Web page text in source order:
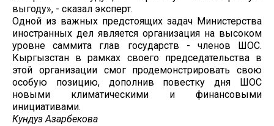
выгоду», - сказал эксперт.
Одной из важных предстоящих задач Министерства
иностранных дел является организация на высоком
уровне саммита глав государств - членов ШОС.
Кыргызстан в рамках своего председательства в
этой организации смог продемонстрировать свою
особую позицию, дополнив повестку дня ШОС
новыми климатическими и финансовыми
инициативами.
Кундуз Азарбекова